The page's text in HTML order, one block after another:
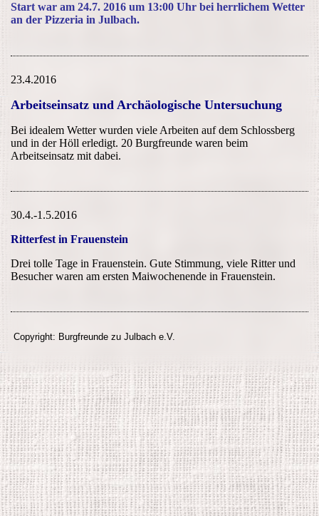
Start war am 24.7. 2016 um 13:00 Uhr bei herrlichem Wetter
an der Pizzeria in Julbach.
23.4.2016
Arbeitseinsatz und Archäologische Untersuchung
Bei idealem Wetter wurden viele Arbeiten auf dem Schlossberg
und in der Höll erledigt. 20 Burgfreunde waren beim
Arbeitseinsatz mit dabei.
30.4.-1.5.2016
Ritterfest in Frauenstein
Drei tolle Tage in Frauenstein. Gute Stimmung, viele Ritter und
Besucher waren am ersten Maiwochenende in Frauenstein.
Copyright: Burgfreunde zu Julbach e.V.